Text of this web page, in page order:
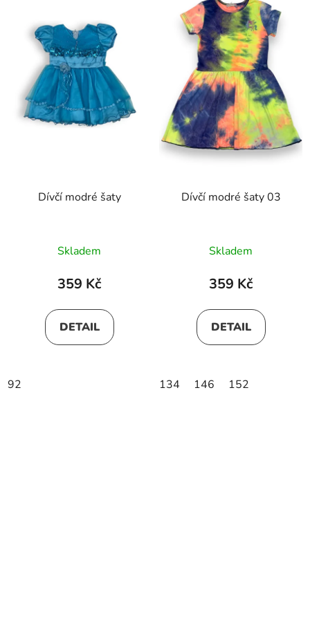
Dívčí modré šaty
Skladem
359 Kč
DETAIL
92
Dívčí modré šaty 03
Skladem
359 Kč
DETAIL
134 146 152